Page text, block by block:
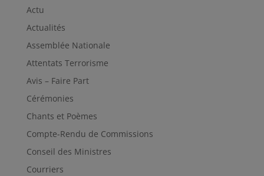
Actu
Actualités
Assemblée Nationale
Attentats Terrorisme
Avis – Faire Part
Cérémonies
Chants et Poèmes
Compte-Rendu de Commissions
Conseil des Ministres
Courriers